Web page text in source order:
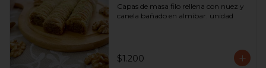
Capas de masa filo rellena con nuez y
canela bañado en almibar. unidad
$1.200